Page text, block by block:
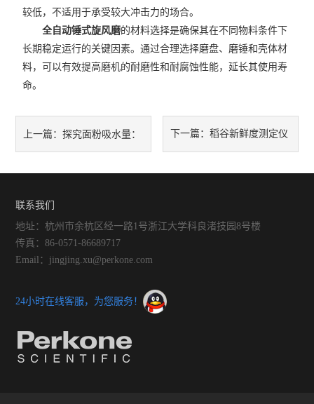
较低，不适用于承受较大冲击力的场合。
全自动锤式旋风磨的材料选择是确保其在不同物料条件下
长期稳定运行的关键因素。通过合理选择磨盘、磨锤和壳体材
料，可以有效提高磨机的耐磨性和耐腐蚀性能，延长其使用寿
命。
上一篇：探究面粉吸水量：
系
下一篇： 稻谷新鲜度测定仪
联系我们
地址：杭州市余杭区经一路1号浙江大学科良渚技园8号楼
传真：86-0571-86689717
Email：jingjing.xu@perkone.com
24小时在线客服，为您服务！